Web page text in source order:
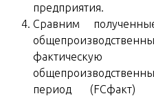
предприятия.
Сравним
фактическую
период (FCфакт)